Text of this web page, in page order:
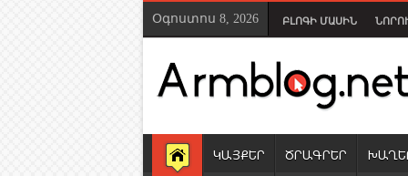
Օգոստոս 8, 2026 ԲԼՈԳԻ ՄԱՍԻՆ
ԿԱՅՔԵՐ ԾՐԱԳՐԵՐ